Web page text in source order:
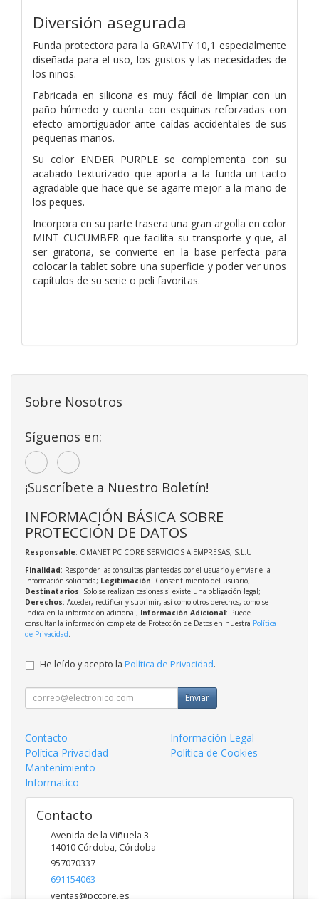
Diversión asegurada
Funda protectora para la GRAVITY 10,1 especialmente
diseñada para el uso, los gustos y las necesidades de
los niños.
Fabricada en silicona es muy fácil de limpiar con un
paño húmedo y cuenta con esquinas reforzadas con
efecto amortiguador ante caídas accidentales de sus
pequeñas manos.
Su color ENDER PURPLE se complementa con su
acabado texturizado que aporta a la funda un tacto
agradable que hace que se agarre mejor a la mano de
los peques.
Incorpora en su parte trasera una gran argolla en color
MINT CUCUMBER que facilita su transporte y que, al
ser giratoria, se convierte en la base perfecta para
colocar la tablet sobre una superficie y poder ver unos
capítulos de su serie o peli favoritas.
Sobre Nosotros
Síguenos en:
¡Suscríbete a Nuestro Boletín!
INFORMACIÓN BÁSICA SOBRE
PROTECCIÓN DE DATOS
Responsable: OMANET PC CORE SERVICIOS A EMPRESAS, S.L.U.
Finalidad: Responder las consultas planteadas por el usuario y enviarle la
información solicitada; Legitimación: Consentimiento del usuario;
Destinatarios: Solo se realizan cesiones si existe una obligación legal;
Derechos: Acceder, rectificar y suprimir, así como otros derechos, como se
indica en la información adicional; Información Adicional: Puede
consultar la información completa de Protección de Datos en nuestra Política
de Privacidad
He leído y acepto la Política de Privacidad.
Enviar
Contacto
Información Legal
Política Privacidad
Política de Cookies
Mantenimiento
Informatico
Contacto
Avenida de la Viñuela 3
14010 Córdoba, Córdoba
957070337
691154063
ventas@pccore.es